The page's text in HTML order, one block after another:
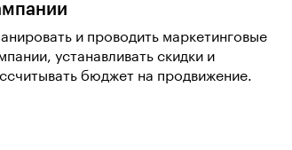
и проводить маркетинговые
устанавливать скидки и
бюджет на продвижение.